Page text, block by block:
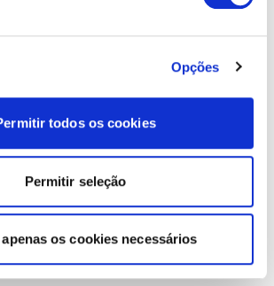
Opções
todos os cookies
Permitir seleção
os cookies necessários